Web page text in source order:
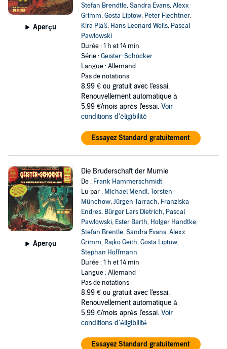
Aperçu
Stefan Brendtle,Sandra Evans,Alexx
Grimm,Gosta Liptow, Peter Flechtner,
Kira Plaß, Hans Leonard Wells, Pascal
Pawlowski
Durée : 1 h et 14 min
Série :Geister-Schocker
Langue : Allemand
Pas de notations
8,99 € ou gratuit avec l'essai.
Renouvellement automatique à
5,99 €/mois après l'essai. Voir
conditions d'éligibilité
Essayez Standard gratuitement
Aperçu
Die Bruderschaft der Mumie
De : Frank Hammerschmidt
Lu par : Michael Mendl,Torsten
Münchow,Jürgen Tarrach, Franziska
Endres, Bürger Lars Dietrich, Pascal
Pawlowski, Ester Barth, Holger Handtke,
Stefan Brentle,Sandra Evans,Alexx
Grimm, Rajko Geith,Gosta Liptow,
Stephan Hoffmann
Durée : 1 h et 14 min
Langue : Allemand
Pas de notations
8,99 € ou gratuit avec l'essai.
Renouvellement automatique à
5,99 €/mois après l'essai. Voir
conditions d'éligibilité
Essayez Standard gratuitement